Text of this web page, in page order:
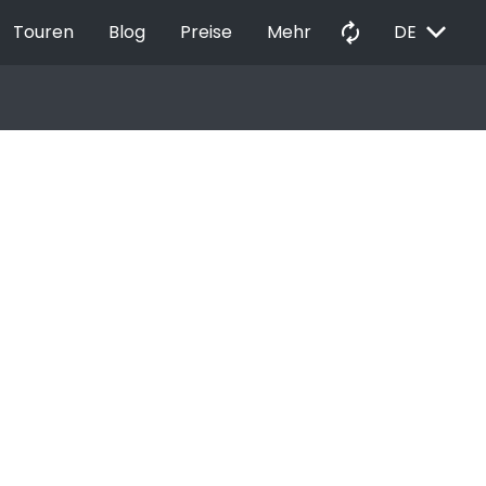
Touren Blog Preise Mehr autorenew DE EXPAND_MORE